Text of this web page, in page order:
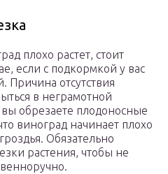
плохо растет, стоит
если с подкормкой у вас
Причина отсутствия
в неграмотной
обрезаете плодоносные
виноград начинает плохо
Обязательно
растения, чтобы не